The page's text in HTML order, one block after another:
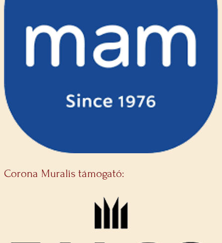
Corona Muralis támogató: